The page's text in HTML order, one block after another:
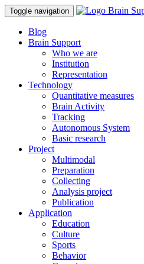
Toggle navigation
Blog
Brain Support
Who we are
Institution
Representation
Technology
Quantitative measures
Brain Activity
Tracking
Autonomous System
Basic research
Project
Multimodal
Preparation
Collecting
Analysis project
Publication
Application
Education
Culture
Sports
Behavior